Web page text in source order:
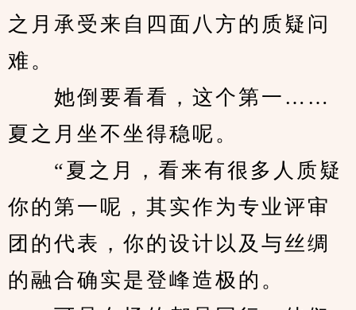
之月承受来自四面八方的质疑问
难。
她倒要看看，这个第一……
夏之月坐不坐得稳呢。
“夏之月，看来有很多人质疑
你的第一呢，其实作为专业评审
团的代表，你的设计以及与丝绸
的融合确实是登峰造极的。